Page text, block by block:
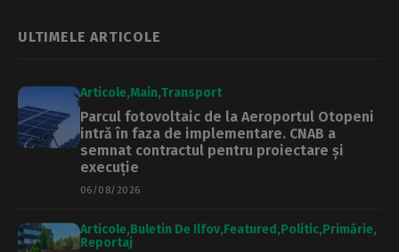
ULTIMELE ARTICOLE
Articole Main Transport
Parcul fotovoltaic de la Aeroportul Otopeni
intră în faza de implementare. CNAB a
semnat contractul pentru proiectare și
execuție
06/08/2026
Articole Buletin De Ilfov Featured Politic Primărie
Reportaj